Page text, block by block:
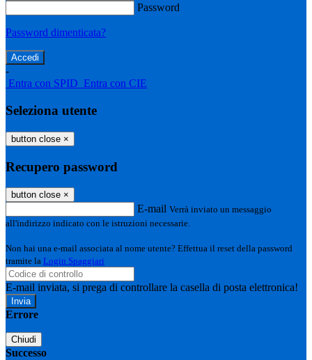
Password
Password dimenticata?
-
Entra con SPID Entra con CIE
Seleziona utente
button close ×
Recupero password
button close ×
E-mail Verrà inviato un messaggio
all'indirizzo indicato con le istruzioni necessarie.
Non hai una e-mail associata al nome utente? Effettua il reset della password
tramite la Login Spaggiari
E-mail inviata, si prega di controllare la casella di posta elettronica!
Errore
Chiudi
Successo